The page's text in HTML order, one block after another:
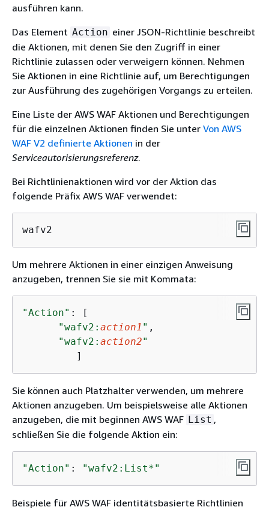
ausführen kann.
Das Element Action einer JSON-Richtlinie beschreibt
die Aktionen, mit denen Sie den Zugriff in einer
Richtlinie zulassen oder verweigern können. Nehmen
Sie Aktionen in eine Richtlinie auf, um Berechtigungen
zur Ausführung des zugehörigen Vorgangs zu erteilen.
Eine Liste der AWS WAF Aktionen und Berechtigungen
für die einzelnen Aktionen finden Sie unter Von AWS
WAF V2 definierte Aktionen in der
Serviceautorisierungsreferenz.
Bei Richtlinienaktionen wird vor der Aktion das
folgende Präfix AWS WAF verwendet:
wafv2
Um mehrere Aktionen in einer einzigen Anweisung
anzugeben, trennen Sie sie mit Kommata:
"Action" : [
"wafv2: action1 " ,
"wafv2: action2"
         ]
Sie können auch Platzhalter verwenden, um mehrere
Aktionen anzugeben. Um beispielsweise alle Aktionen
anzugeben, die mit beginnen AWS WAF List ,
schließen Sie die folgende Aktion ein:
"Action" : "wafv2:List*"
Beispiele für AWS WAF identitätsbasierte Richtlinien